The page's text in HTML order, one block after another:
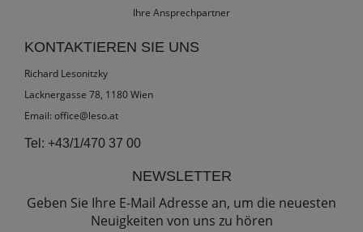
Ihre Ansprechpartner
KONTAKTIEREN SIE UNS
Richard Lesonitzky
Lacknergasse 78, 1180 Wien
Email: office@leso.at
Tel: +43/1/470 37 00
NEWSLETTER
Geben Sie Ihre E-Mail Adresse an, um die neuesten
Neuigkeiten von uns zu hören